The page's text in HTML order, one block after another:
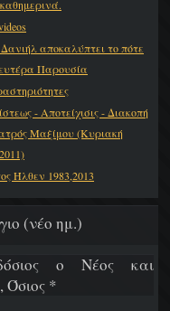
αποκαλύπτει το πότε
Παρουσία
- Αποτείχισις - Διακοπή
Μαξίμου (Κυριακή
Ήλθεν 1983,2013
(νέο ημ.)
ο Νέος και
Όσιος *